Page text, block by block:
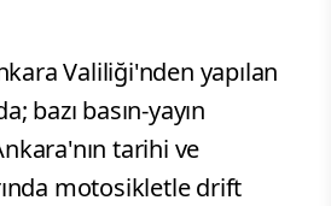
Valiliği'nden yapılan
bazı basın-yayın
tarihi ve
motosikletle drift